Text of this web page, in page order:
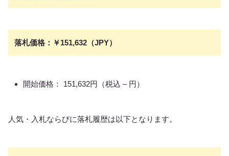
落札価格：￥151,632（JPY）
開始価格： 151,632円（税込 – 円）
人気・入札ならびに落札履歴は以下となります。